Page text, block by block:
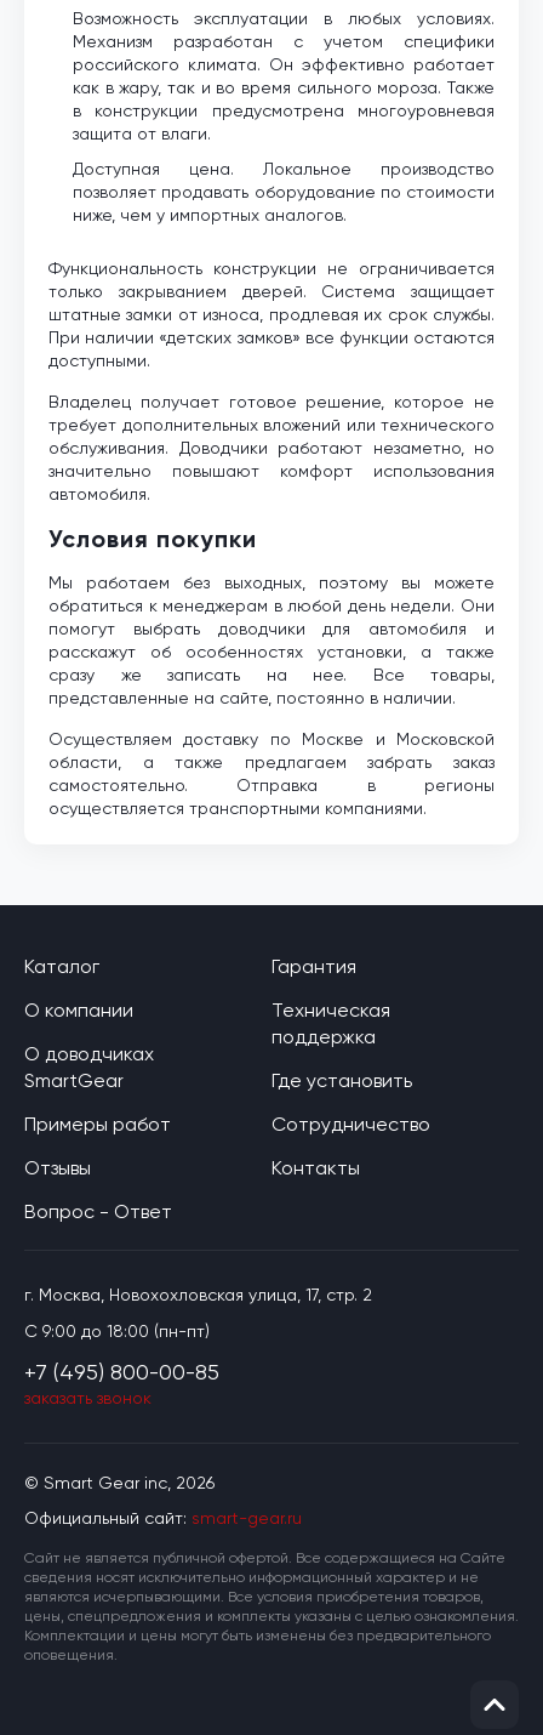
Возможность эксплуатации в любых условиях.
Механизм разработан с учетом специфики
российского климата. Он эффективно работает
как в жару, так и во время сильного мороза. Также
в конструкции предусмотрена многоуровневая
защита от влаги.
Доступная цена. Локальное производство
позволяет продавать оборудование по стоимости
ниже, чем у импортных аналогов.
Функциональность конструкции не ограничивается
только закрыванием дверей. Система защищает
штатные замки от износа, продлевая их срок службы.
При наличии «детских замков» все функции остаются
доступными.
Владелец получает готовое решение, которое не
требует дополнительных вложений или технического
обслуживания. Доводчики работают незаметно, но
значительно повышают комфорт использования
автомобиля.
Условия покупки
Мы работаем без выходных, поэтому вы можете
обратиться к менеджерам в любой день недели. Они
помогут выбрать доводчики для автомобиля и
расскажут об особенностях установки, а также
сразу же записать на нее. Все товары,
представленные на сайте, постоянно в наличии.
Осуществляем доставку по Москве и Московской
области, а также предлагаем забрать заказ
самостоятельно. Отправка в регионы
осуществляется транспортными компаниями.
© Smart Gear inc, 2026
Официальный сайт: smart-gear.ru
Cайт не является публичной офертой. Все содержащиеся на Сайте
сведения носят исключительно информационный характер и не
являются исчерпывающими. Все условия приобретения товаров,
цены, спецпредложения и комплекты указаны с целью ознакомления.
Комплектации и цены могут быть изменены без предварительного
оповещения.
Каталог
О компании
О доводчиках
SmartGear
Примеры работ
Отзывы
Вопрос - Ответ
Гарантия
Техническая
поддержка
Где установить
Сотрудничество
Контакты
г. Москва, Новохохловская улица, 17, стр. 2
C 9:00 до 18:00 (пн-пт)
+7 (495) 800-00-85
заказать звонок